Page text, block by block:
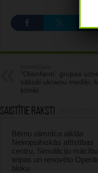
“Olainfarm” grupas
sākuši ukraiņu mediķi,
ķīmiķi
Saistītie raksti
Bērnu slimnīca atklās
Neiropsihiskās attīstības
centru, Simulāciju mācību
telpas un renovēto
bloku